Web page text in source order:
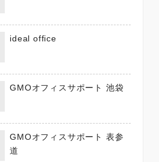
ideal office
GMOオフィスサポート 池袋
GMOオフィスサポート 表参
道